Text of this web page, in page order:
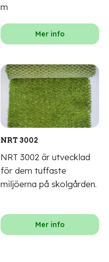
m
Mer info
NRT 3002
NRT 3002 är utvecklad
för dem tuffaste
miljöerna på skolgården.
Mer info